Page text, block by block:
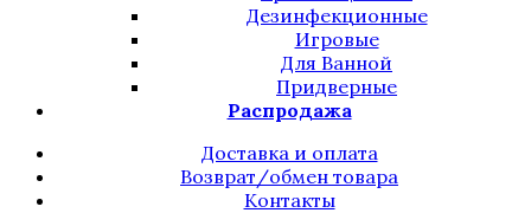
Дезинфекционные
Игровые
Для Ванной
Придверные
Распродажа
Доставка и оплата
Возврат/обмен товара
Контакты